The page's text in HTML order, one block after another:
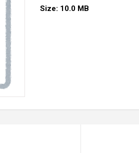
Size: 10.0 MB